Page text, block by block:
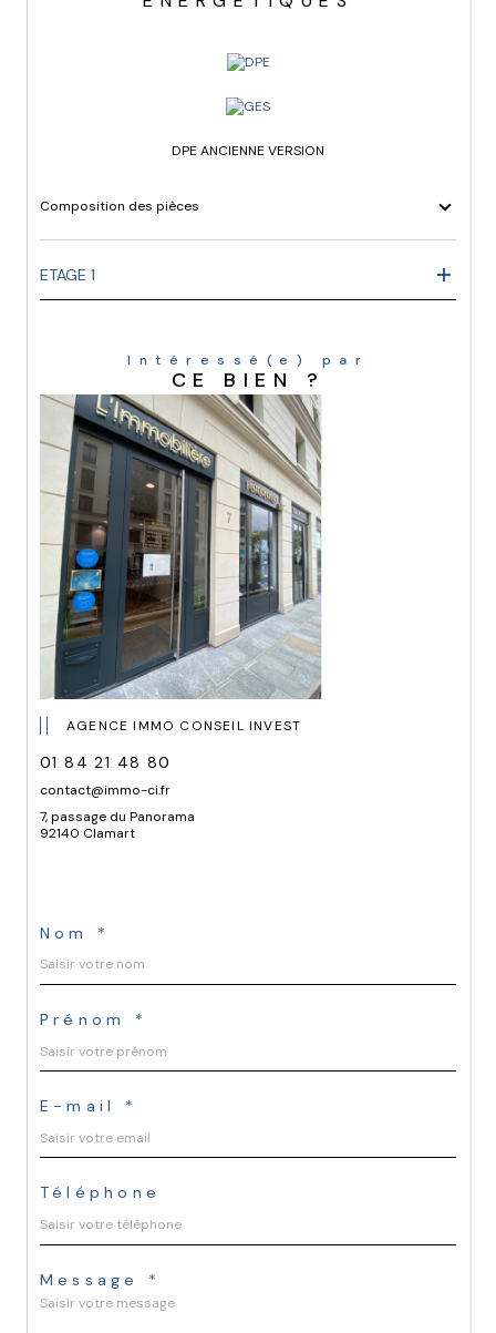
DPE ANCIENNE VERSION
Composition des pièces
ETAGE 1
Intéressé(e) par
CE BIEN ?
AGENCE IMMO CONSEIL INVEST
01 84 21 48 80
contact@immo-ci.fr
7, passage du Panorama
92140 Clamart
Nom *
Prénom *
E-mail *
Téléphone
Message *